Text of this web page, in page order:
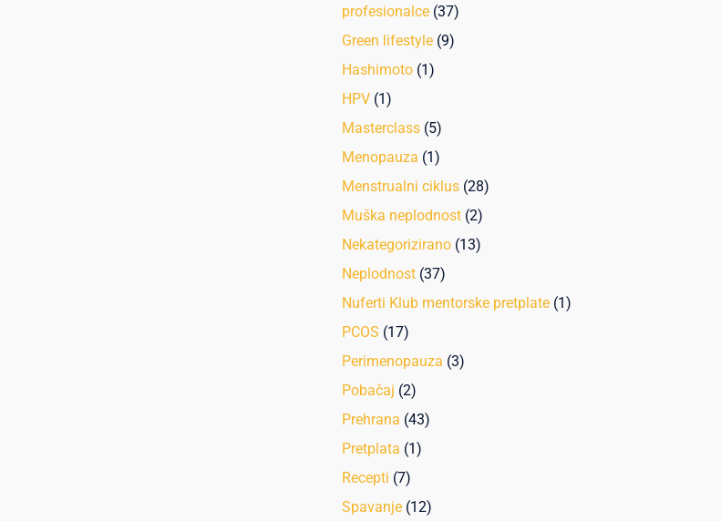
profesionalce (37)
Green lifestyle (9)
Hashimoto (1)
HPV (1)
Masterclass (5)
Menopauza (1)
Menstrualni ciklus (28)
Muška neplodnost (2)
Nekategorizirano (13)
Neplodnost (37)
Nuferti Klub mentorske pretplate (1)
PCOS (17)
Perimenopauza (3)
Pobačaj (2)
Prehrana (43)
Pretplata (1)
Recepti (7)
Spavanje (12)